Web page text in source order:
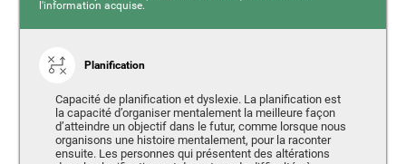
l'information acquise.
Planification
Capacité de planification et dyslexie. La planification est
la capacité d’organiser mentalement la meilleure façon
d’atteindre un objectif dans le futur, comme lorsque nous
organisons une histoire mentalement, pour la raconter
ensuite. Les personnes qui présentent des altérations